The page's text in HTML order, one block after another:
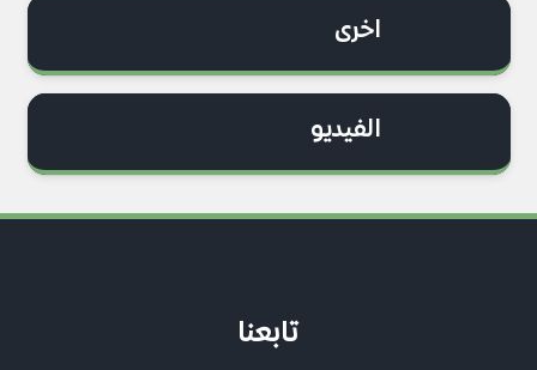
اخرى
الفيديو
تابعنا